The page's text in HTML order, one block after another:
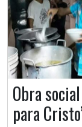
Obra
para